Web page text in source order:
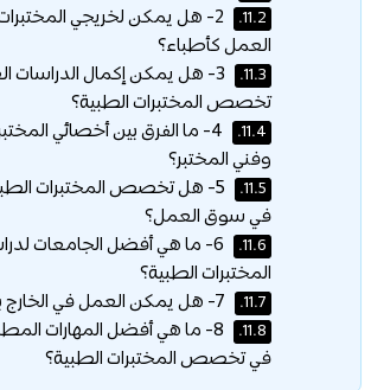
11.2.
2- هل يمكن لخريجي
العمل كأطباء؟
11.3.
3- هل يمكن إكمال الدراسات
تخصص المختبرات الطبية؟
11.4.
4- ما الفرق بين أخصائي
وفني المختبر؟
11.5.
5- هل تخصص المختبرات
في سوق العمل؟
11.6.
6- ما هي أفضل الجامعات
المختبرات الطبية؟
11.7.
11.8.
8- ما هي أفضل المهارات
في تخصص المختبرات الطبية؟